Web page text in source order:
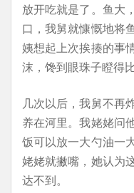
放开吃就是了。鱼大
口，我舅就慷慨地将
姨想起上次挨揍的事
沫，馋到眼珠子瞪得
几次以后，我舅不再
养在河里。我姥姥问
饭可以放一大勺油一
姥姥就撇嘴，她认为
达不到。